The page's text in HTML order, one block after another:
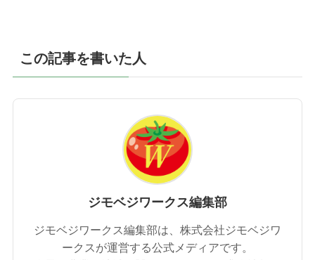
この記事を書いた人
ジモベジワークス編集部
ジモベジワークス編集部は、株式会社ジモベジワ
ークスが運営する公式メディアです。